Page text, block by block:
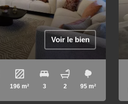
Voir le bien
196 m² 3 2 95 m²